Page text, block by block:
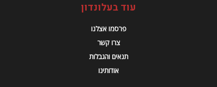
עוד בעלונדון
פרסמו אצלנו
צרו קשר
תנאים והגבלות
אודותינו